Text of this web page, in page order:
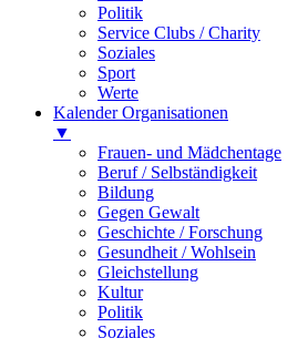
Politik
Service Clubs / Charity
Soziales
Sport
Werte
Kalender Organisationen
▼
Frauen- und Mädchentage
Beruf / Selbständigkeit
Bildung
Gegen Gewalt
Geschichte / Forschung
Gesundheit / Wohlsein
Gleichstellung
Kultur
Politik
Soziales